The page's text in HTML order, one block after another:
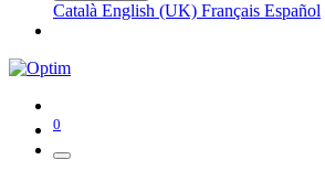
Català English (UK) Français Español
0